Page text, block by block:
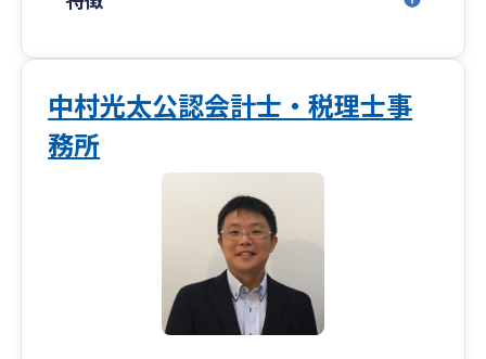
3.いかなる困難も乗り越える伴走支援： 私たちは
ジネスに深く入り込み、情熱と専門性をもって困
で、予期せぬ問題や難局に直面した時こそ、確か
な指針となる希望の光を提供します。
中村光太公認会計士・税理士事
務所